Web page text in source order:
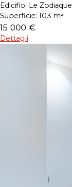
Edicifio: Le Zodiaque
Superficie: 103 m²
15 000 €
Dettagli